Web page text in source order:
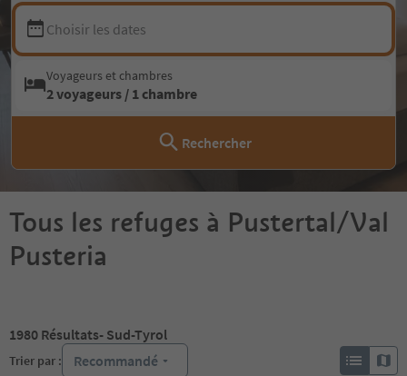
Choisir les dates
Voyageurs et chambres
2 voyageurs / 1 chambre
Rechercher
Tous les refuges à Pustertal/Val
Pusteria
1980 Résultats- Sud-Tyrol
Trier par : Recommandé